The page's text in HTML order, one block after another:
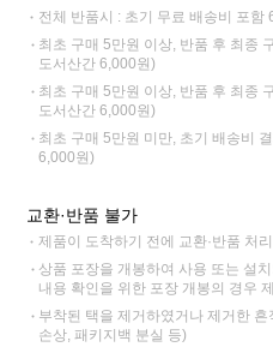
전체 반품시 : 초기 무료 배송비 포
최초 구매 5만원 이상, 반품 후 최종
도서산간 6,000원)
최초 구매 5만원 이상, 반품 후 최종
도서산간 6,000원)
최초 구매 5만원 미만, 초기 배송비
6,000원)
교환·반품 불가
제품이 도착하기 전에 교환·반품 처
상품 포장을 개봉하여 사용 또는 설
내용 확인을 위한 포장 개봉의 경우
부착된 택을 제거하였거나 제거한
손상, 패키지백 분실 등)